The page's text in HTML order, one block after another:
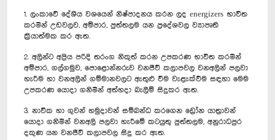
1. ලංකාවේ දේශීය වශයෙන් නිෂ්පාදනය කරන ලද energizers භාවිත
කරමින් උඩවලව, අම්පාර, පුත්තලම යන ප්‍රදේශවල ව්‍යාපෘති
ක්‍රියාත්මක කර ඇත.
2. අලින්ට අප්‍රිය පරිදි තරංග නිකුත් කරන උපකරණ භාවිත කරමින්
අම්පාර, ගල්ගමුව, පොළොන්නරුව වනජීවී කලාපවල වනඅලින් පලවා
හැරීම හා වනඅලින් ගම්මානවලට ඇතුළු වීම වැළැක්වීම සඳහා මෙම
උපකරණ යොදා ගනිමින් අත්හදා බැලීම් සිදුකර ඇත.
3. නාවික හා ගුවන් හමුදාවන් සම්බන්ධ කරගෙන ඩ්‍රෝන යාත්‍රාවන්
යොදා ගනිමින් වනඅලි පලවා හැරීමේ කටයුතු පුත්තලම, අනුරාධපුර
දකුණ යන වනජීවී කලාපවල සිදු කර ඇත.